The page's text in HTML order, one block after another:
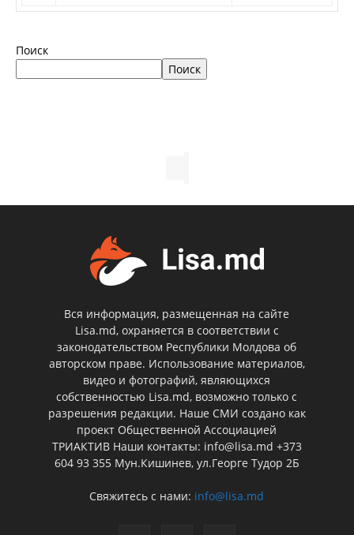
Поиск
Поиск
Вся информация, размещенная на сайте
Lisa.md, охраняется в соответствии с
законодательством Республики Молдова об
авторском праве. Использование материалов,
видео и фотографий, являющихся
собственностью Lisa.md, возможно только с
разрешения редакции. Наше СМИ создано как
проект Общественной Ассоциацией
ТРИАКТИВ Наши контакты: info@lisa.md +373
604 93 355 Мун.Кишинев, ул.Георге Тудор 2Б
Свяжитесь с нами: info@lisa.md